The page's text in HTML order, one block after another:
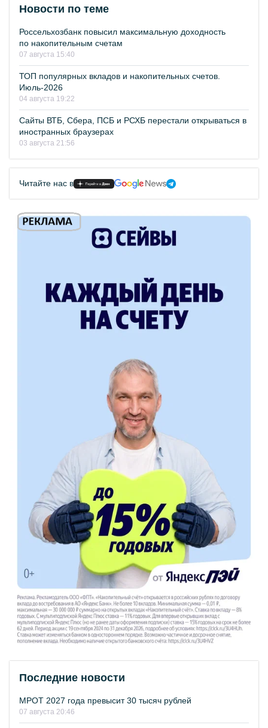
Новости по теме
Россельхозбанк повысил максимальную доходность
по накопительным счетам
07 августа 15:40
ТОП популярных вкладов и накопительных счетов.
Июль-2026
04 августа 19:22
Сайты ВТБ, Сбера, ПСБ и РСХБ перестали открываться в
иностранных браузерах
03 августа 21:56
Читайте нас в
Последние новости
МРОТ 2027 года превысит 30 тысяч рублей
07 августа 20:46